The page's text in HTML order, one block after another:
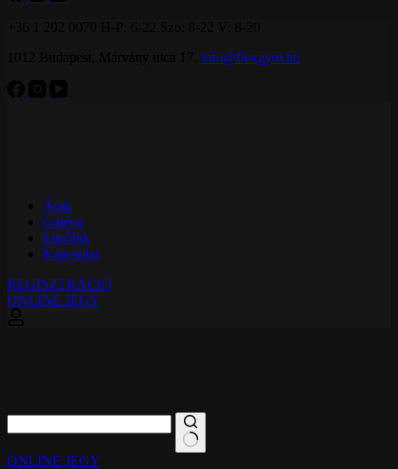
info@flexgym.hu
Árak
Galéria
Edzőink
Kapcsolat
REGISZTRÁCIÓ
ONLINE JEGY
ONLINE JEGY